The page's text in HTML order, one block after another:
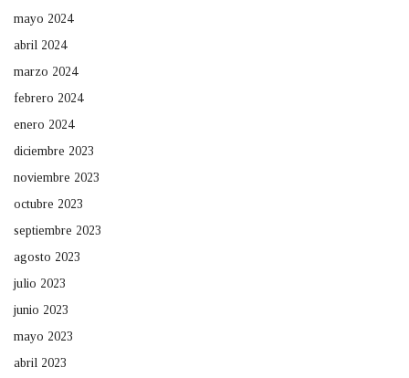
mayo 2024
abril 2024
marzo 2024
febrero 2024
enero 2024
diciembre 2023
noviembre 2023
octubre 2023
septiembre 2023
agosto 2023
julio 2023
junio 2023
mayo 2023
abril 2023